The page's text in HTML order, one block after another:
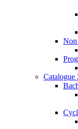
Catalogue